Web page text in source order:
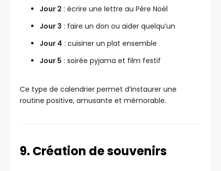
Jour 2 : écrire une lettre au Père Noël
Jour 3 : faire un don ou aider quelqu’un
Jour 4 : cuisiner un plat ensemble
Jour 5 : soirée pyjama et film festif
Ce type de calendrier permet d’instaurer une
routine positive, amusante et mémorable.
9. Création de souvenirs